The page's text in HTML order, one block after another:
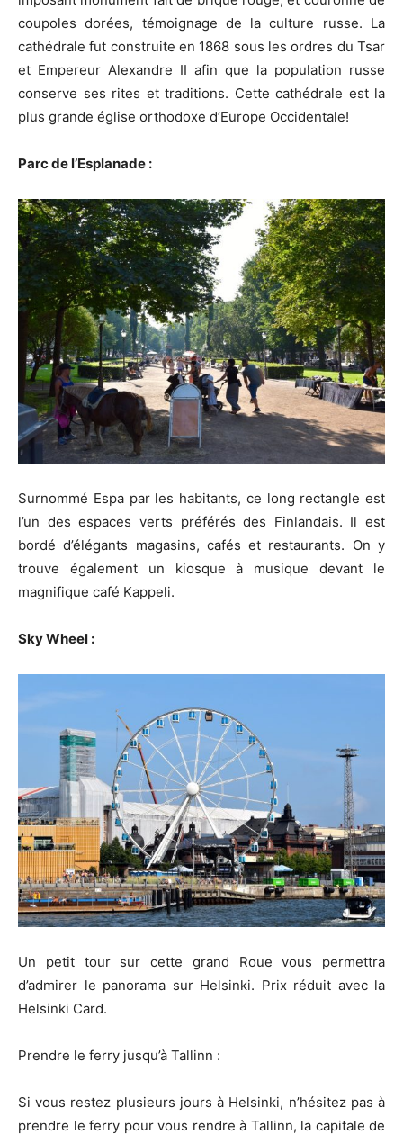
coupoles dorées, témoignage de la culture russe. La
cathédrale fut construite en 1868 sous les ordres du Tsar
et Empereur Alexandre II afin que la population russe
conserve ses rites et traditions. Cette cathédrale est la
plus grande église orthodoxe d’Europe Occidentale!
Parc de l’Esplanade :
Surnommé Espa par les habitants, ce long rectangle est
l’un des espaces verts préférés des Finlandais. Il est
bordé d’élégants magasins, cafés et restaurants. On y
trouve également un kiosque à musique devant le
magnifique café Kappeli.
Sky Wheel :
Un petit tour sur cette grand Roue vous permettra
d’admirer le panorama sur Helsinki. Prix réduit avec la
Helsinki Card.
Prendre le ferry jusqu’à Tallinn :
Si vous restez plusieurs jours à Helsinki, n’hésitez pas à
prendre le ferry pour vous rendre à Tallinn, la capitale de